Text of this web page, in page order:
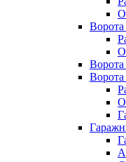
Ворота
Ворота